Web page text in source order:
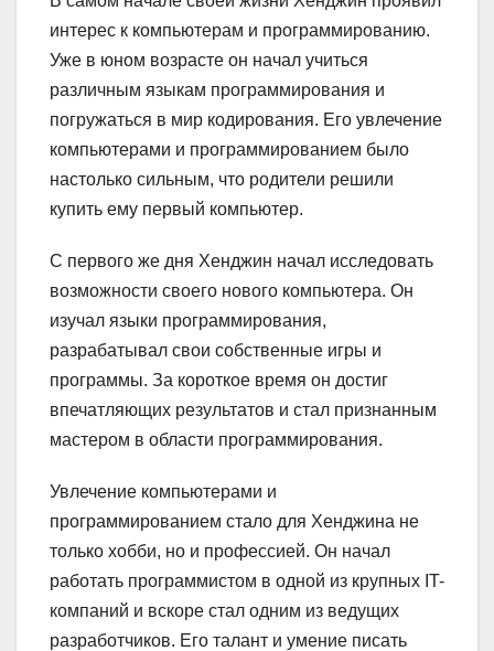
интерес к компьютерам и программированию.
Уже в юном возрасте он начал учиться
различным языкам программирования и
погружаться в мир кодирования. Его увлечение
компьютерами и программированием было
настолько сильным, что родители решили
купить ему первый компьютер.
С первого же дня Хенджин начал исследовать
возможности своего нового компьютера. Он
изучал языки программирования,
разрабатывал свои собственные игры и
программы. За короткое время он достиг
впечатляющих результатов и стал признанным
мастером в области программирования.
Увлечение компьютерами и
программированием стало для Хенджина не
только хобби, но и профессией. Он начал
работать программистом в одной из крупных IT-
компаний и вскоре стал одним из ведущих
разработчиков. Его талант и умение писать